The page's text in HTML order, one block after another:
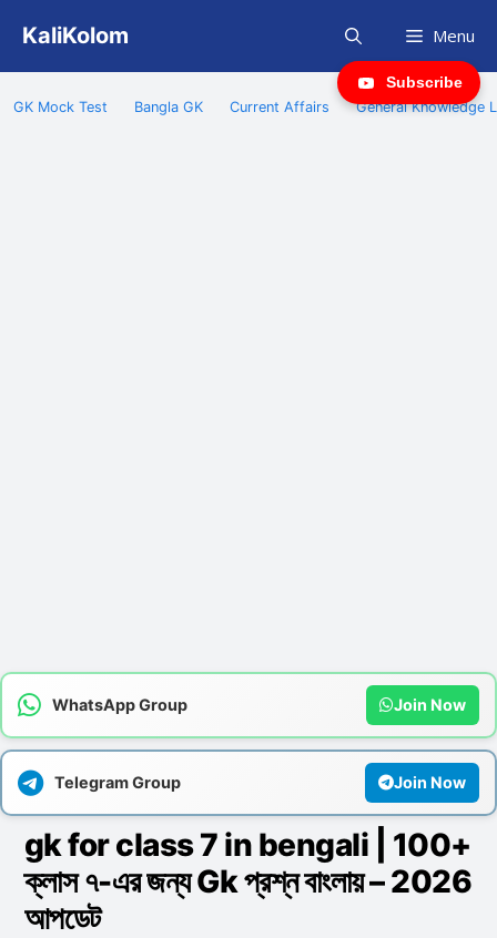
content
KaliKolom Menu
GK Mock Test Bangla GK Current Affairs General Knowledge
WhatsApp Group Join Now
Telegram Group Join Now
Subscribe
gk for class 7 in bengali | 100+
ক্লাস ৭-এর জন্য Gk প্রশ্ন বাংলায় – 2026
আপডেট